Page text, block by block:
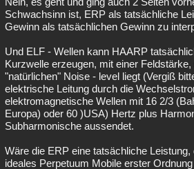
Schwachsinn ist, ERP als tatsächliche
Gewinn als tatsächlichen Gewinn zu
Und ELF - Wellen kann HAARP
Kurzwelle erzeugen, mit einer
"natürlichen" Noise - level liegt (Vergiß
elektrische Leitung durch die
elektromagnetische Wellen mit 16 2/3
Europa) oder 60 )USA) Hertz plus
Subharmonische aussendet.
Wäre die ERP eine tatsächliche
ideales Perpetuum Mobile erster